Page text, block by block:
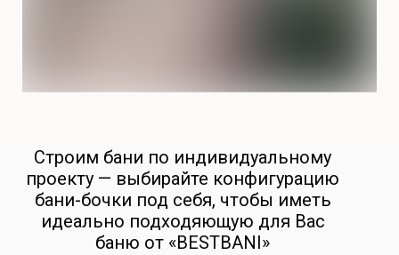
Строим бани по индивидуальному
проекту — выбирайте конфигурацию
бани-бочки под себя, чтобы иметь
идеально подходяющую для Вас
баню от «BESTBANI»